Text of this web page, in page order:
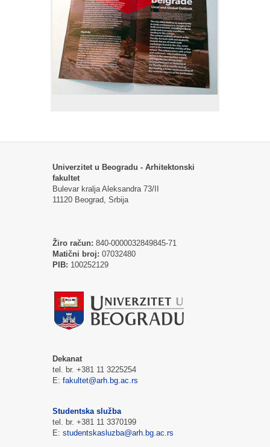
Univerzitet u Beogradu - Arhitektonski
fakultet
Bulevar kralja Aleksandra 73/II
11120 Beograd, Srbija
Žiro račun: 840-0000032849845-71
Matični broj: 07032480
PIB: 100252129
Dekanat
tel. br. +381 11 3225254
E: fakultet@arh.bg.ac.rs
Studentska služba
tel. br. +381 11 3370199
E: studentskasluzba@arh.bg.ac.rs